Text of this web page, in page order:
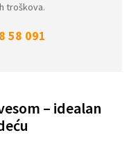
troškova.
58 091
– idealan